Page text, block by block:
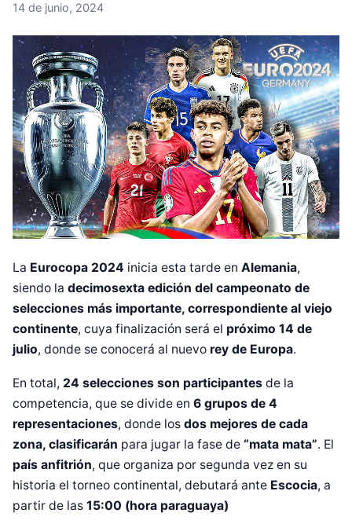
14 de junio, 2024
La Eurocopa 2024 inicia esta tarde en Alemania,
siendo la decimosexta edición del campeonato de
selecciones más importante, correspondiente al viejo
continente, cuya finalización será el próximo 14 de
julio, donde se conocerá al nuevo rey de Europa.
En total, 24 selecciones son participantes de la
competencia, que se divide en 6 grupos de 4
representaciones, donde los dos mejores de cada
zona, clasificarán para jugar la fase de “mata mata”. El
país anfitrión, que organiza por segunda vez en su
historia el torneo continental, debutará ante Escocia, a
partir de las 15:00 (hora paraguaya)